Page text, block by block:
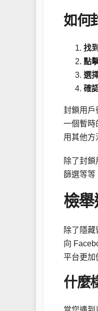
如何
找
點
選
確
封鎖用戶
一個暫時
用其他方
除了封
篩選等等
檢
除了隱
向
平台更加
什麼